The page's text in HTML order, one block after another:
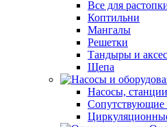
Все для
Коптильни
Мангалы
Решетки
Тандыры и
Щепа
Насосы,
Сопутствующие